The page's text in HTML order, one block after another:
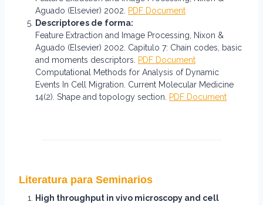
Aguado (Elsevier) 2002. PDF Document
Descriptores de forma:
Feature Extraction and Image Processing, Nixon &
Aguado (Elsevier) 2002. Capitulo 7: Chain codes, basic
and moments descriptors. PDF Document
Computational Methods for Analysis of Dynamic
Events In Cell Migration. Current Molecular Medicine
14(2). Shape and topology section. PDF Document
Literatura para Seminarios
High throughput in vivo microscopy and cell